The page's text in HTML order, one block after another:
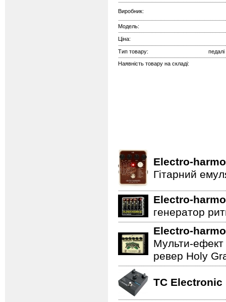
Виробник:
Модель:
Ціна:
Тип товару:
педалі
Наявність товару на складі:
Electro-
Гітарний
Electro-
генератор
Electro-
Мульти-ефект
ревер Holy
TC Electronic